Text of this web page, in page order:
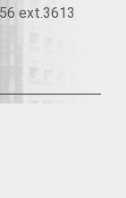
ext.3613